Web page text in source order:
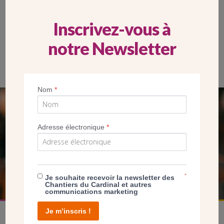
SEUL VOTRE DON
NOUS PERMET D’AGIR
FAIRE UN DON
Inscrivez-vous à
notre Newsletter
Nom*
Adresse électronique*
Je souhaite recevoir la newsletter des
Chantiers du Cardinal et autres
communications marketing
*
Je m’inscris !